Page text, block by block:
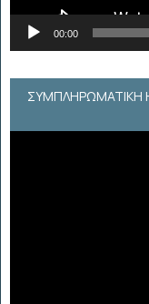
00:00
ΣΥΜΠΛΗΡΩΜΑΤΙΚΗ